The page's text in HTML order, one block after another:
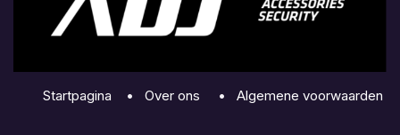
Startpagina • Over ons • Algemene voorwaarden